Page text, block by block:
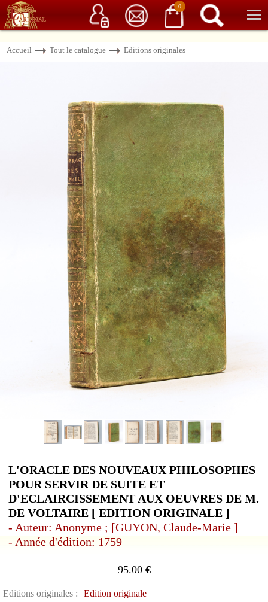
0
Service client 06 15 37 15 37 Librairie de livres anciens & rares
Accueil Tout le catalogue Editions originales
L'ORACLE DES NOUVEAUX PHILOSOPHES
POUR SERVIR DE SUITE ET
D'ECLAIRCISSEMENT AUX OEUVRES DE M.
DE VOLTAIRE [ EDITION ORIGINALE ]
- Auteur: Anonyme ; [GUYON, Claude-Marie ]
- Année d'édition: 1759
95.00€
Editions originales :
Edition originale